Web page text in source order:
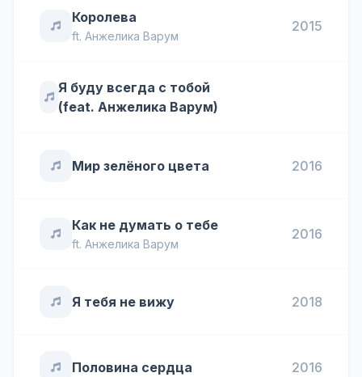
Королева
ft. Анжелика Варум
2015
Я буду всегда с тобой
(feat. Анжелика Варум)
Мир зелёного цвета 2016
Как не думать о тебе
ft. Анжелика Варум
2016
Я тебя не вижу 2018
Половина сердца 2016